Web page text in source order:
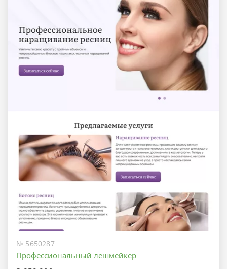
№ 5650287
Профессиональный лешмейкер